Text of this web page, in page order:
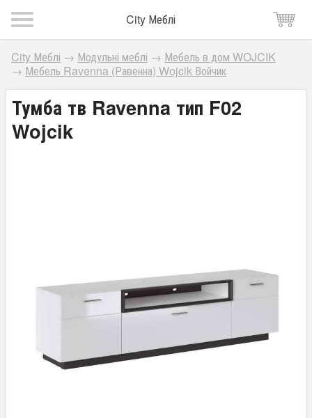
City Меблі
City Меблі → Модульні меблі → Мебель в дом WOJCIK
→ Мебель Ravenna (Равенна) Wojcik Войчик
Тумба тв Ravenna тип F02
Wojcik